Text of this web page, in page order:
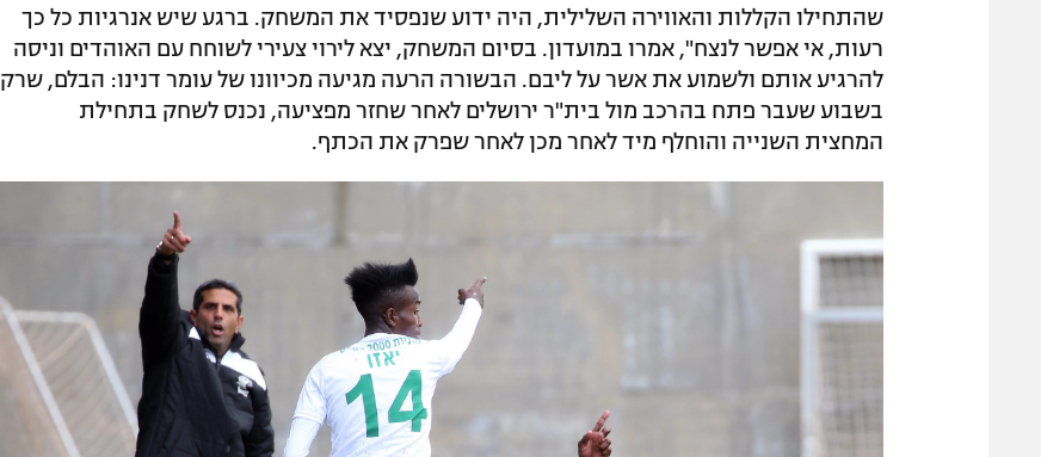
שהתחילו הקללות והאווירה השלילית, היה ידוע שנפסיד את המשחק. ברגע שיש אנרגיות כל כך
רעות, אי אפשר לנצח", אמרו במועדון. בסיום המשחק, יצא לירוי צעירי לשוחח עם האוהדים וניסה
להרגיע אותם ולשמוע את אשר על ליבם. הבשורה הרעה מגיעה מכיוונו של עומר דנינו: הבלם, שרק
בשבוע שעבר פתח בהרכב מול בית"ר ירושלים לאחר שחזר מפציעה, נכנס לשחק בתחילת
המחצית השנייה והוחלף מיד לאחר מכן לאחר שפרק את הכתף.